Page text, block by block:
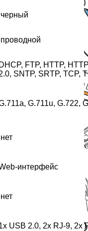
черный
проводной
DHCP, FTP, HTTP,
SNTP, SRTP, TCP,
G.711u, G.722,
нет
интерфейc
нет
USB 2.0, 2x RJ-9, 2x